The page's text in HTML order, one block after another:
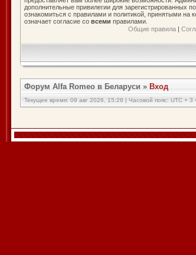
дополнительные привилегии для зарегистрированных
ознакомиться с правилами и политикой, принятыми
означает согласие со всеми правилами.
Общие правила|
Форум Alfa Romeo в Беларуси » Вход
Текущее время: 09 авг 2026, 15:26 | Часовой пояс: UTC + 3